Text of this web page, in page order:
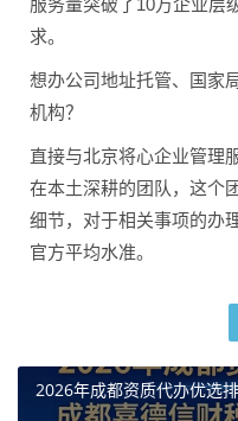
服务量突破了10万企业层
求。
想办公司地址托管、国家
机构？
直接与北京将心企业管理
在本土深耕的团队，这个
细节，对于相关事项的办
官方平均水准。
2026年成都资质代办优选